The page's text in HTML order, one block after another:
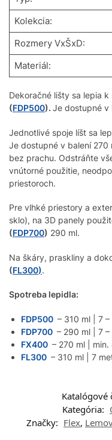
Kolekcia:
Rozmery VxŠxD:
Materiál:
Dekoračné lišty sa lepia k
(FDP500). Je dostupné v
Jednotlivé spoje líšt sa
Je dostupné v balení 270
bez prachu. Odstráňte
vnútorné použitie,
priestoroch.
Pre vlhké priestory a
sklo), na 3D panely
(FDP700) 290 ml.
Na škáry, praskliny a
(FL300).
Spotreba lepidla:
FDP500 – 310 ml | 7
FDP700 – 290 ml | 7
FX400 – 270 ml |
FL300 – 310 ml | 7
Katalógové
Kategória:
Značky: Flex,